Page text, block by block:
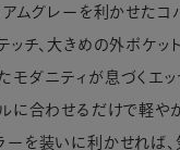
アムグレーを利かせたコ
ッチ、大きめの外ポケッ
モダニティが息づくエ
に合わせるだけで軽や
ーを装いに利かせれば